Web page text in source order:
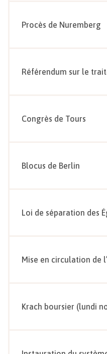
Procès de Nuremberg
Référendum sur le
Congrès de Tours
Blocus de Berlin
Loi de séparation des
Mise en circulation de
Krach boursier (lundi